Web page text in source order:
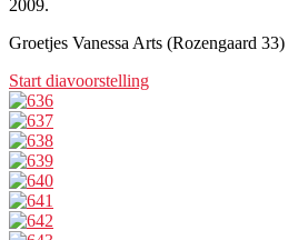
2009.
Groetjes Vanessa Arts (Rozengaard 33)
Start diavoorstelling